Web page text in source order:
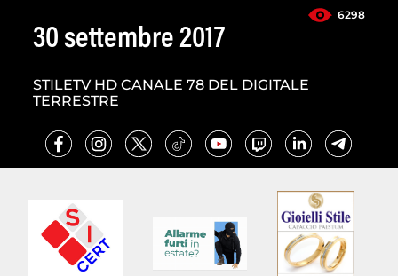
6298
30 settembre 2017
STILETV HD CANALE 78 DEL DIGITALE
TERRESTRE